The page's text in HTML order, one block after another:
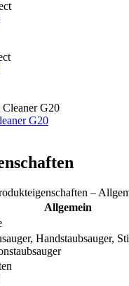
G20
–
Allgemein
Handstaubsauger,